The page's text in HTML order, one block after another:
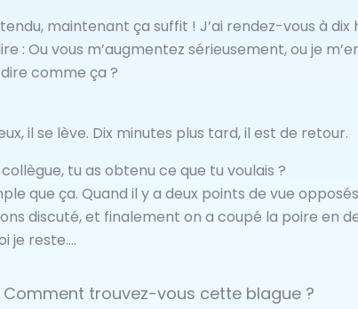
maintenant ça suffit ! J’ai rendez-vous à dix
: Ou vous m’augmentez sérieusement, ou je
comme ça ?
il se lève. Dix minutes plus tard, il est de retour.
tu as obtenu ce que tu voulais ?
que ça. Quand il y a deux points de vue
discuté, et finalement on a coupé la poire en
je reste….
Comment trouvez-vous cette blague ?